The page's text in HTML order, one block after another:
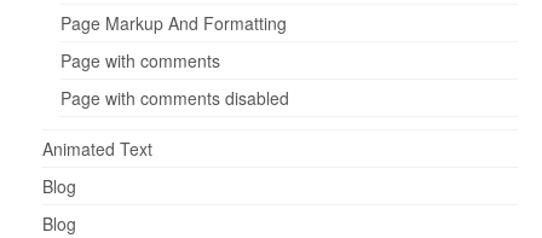
Page Markup And Formatting
Page with comments
Page with comments disabled
Animated Text
Blog
Blog